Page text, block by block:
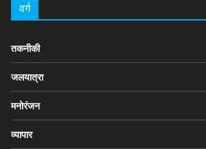
वर्ग
तकनीकी
जलयात्रा
मनोरंजन
व्यापार